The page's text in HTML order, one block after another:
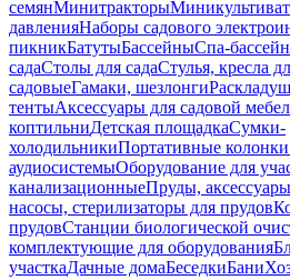
семянМинитракторы
давленияНаборы садового
пикникБатутыБассейныСпа-
садаСтолы для садаСтулья, кресла
садовыеГамаки, шезлонги
тентыАксессуары для садовой
коптильниДетская площадкаСумки-
холодильникиПортативные
аудиосистемыОборудование для
канализационныеПруды,
насосы, стерилизаторы для прудов
прудовСтанции биологической
комплектующие для оборудования
участкаДачные домаБеседкиБани